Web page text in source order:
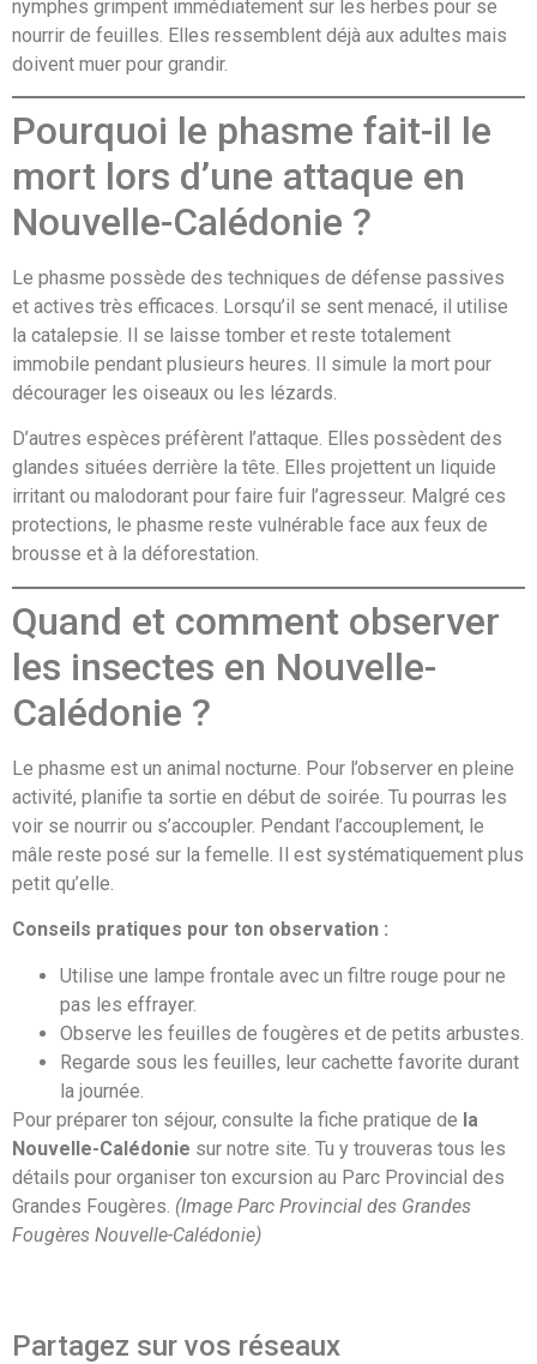
nymphes grimpent immédiatement sur les herbes pour se
nourrir de feuilles. Elles ressemblent déjà aux adultes mais
doivent muer pour grandir.
Pourquoi le phasme fait-il le
mort lors d’une attaque en
Nouvelle-Calédonie ?
Le phasme possède des techniques de défense passives
et actives très efficaces. Lorsqu’il se sent menacé, il utilise
la catalepsie. Il se laisse tomber et reste totalement
immobile pendant plusieurs heures. Il simule la mort pour
décourager les oiseaux ou les lézards.
D’autres espèces préfèrent l’attaque. Elles possèdent des
glandes situées derrière la tête. Elles projettent un liquide
irritant ou malodorant pour faire fuir l’agresseur. Malgré ces
protections, le phasme reste vulnérable face aux feux de
brousse et à la déforestation.
Quand et comment observer
les insectes en Nouvelle-
Calédonie ?
Le phasme est un animal nocturne. Pour l’observer en pleine
activité, planifie ta sortie en début de soirée. Tu pourras les
voir se nourrir ou s’accoupler. Pendant l’accouplement, le
mâle reste posé sur la femelle. Il est systématiquement plus
petit qu’elle.
Conseils pratiques pour ton observation :
Utilise une lampe frontale avec un filtre rouge pour ne
pas les effrayer.
Observe les feuilles de fougères et de petits arbustes.
Regarde sous les feuilles, leur cachette favorite durant
la journée.
Pour préparer ton séjour, consulte la fiche pratique de la
Nouvelle-Calédonie sur notre site. Tu y trouveras tous les
détails pour organiser ton excursion au Parc Provincial des
Grandes Fougères. (Image Parc Provincial des Grandes
Fougères Nouvelle-Calédonie)
Partagez sur vos réseaux